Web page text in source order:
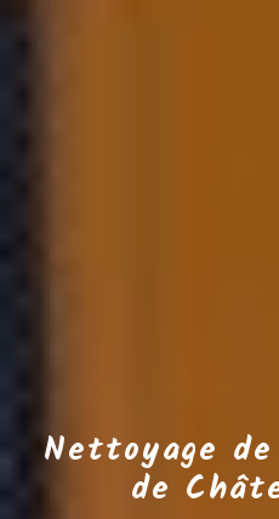
Nettoyage
de